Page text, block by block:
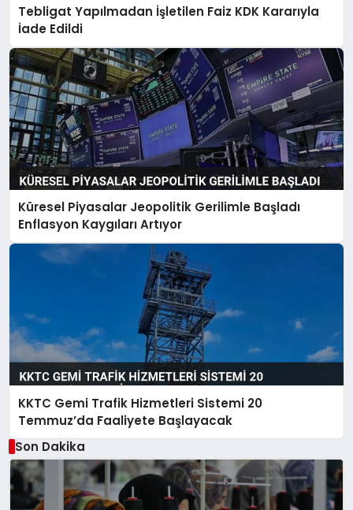
Tebligat Yapılmadan İşletilen Faiz KDK Kararıyla
İade Edildi
Küresel Piyasalar Jeopolitik Gerilimle Başladı
Enflasyon Kaygıları Artıyor
KKTC Gemi Trafik Hizmetleri Sistemi 20
Temmuz’da Faaliyete Başlayacak
Son Dakika